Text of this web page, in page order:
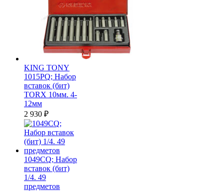
KING TONY
1015PQ; Набор
вставок (бит)
TORX 10мм. 4-
12мм
2 930 ₽
1049CQ; Набор
вставок (бит)
1/4. 49
предметов